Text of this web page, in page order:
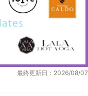
最終更新日：2026/08/07